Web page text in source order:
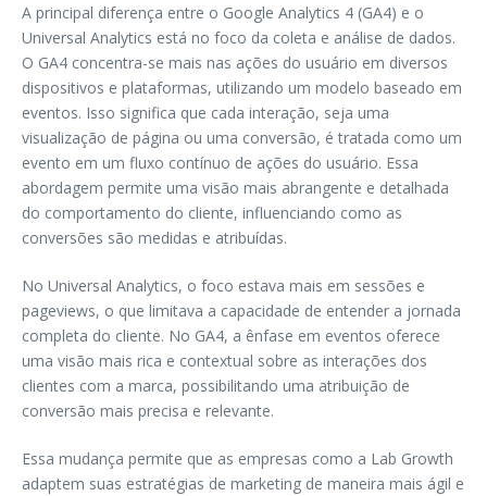
A principal diferença entre o Google Analytics 4 (GA4) e o
Universal Analytics está no foco da coleta e análise de dados.
O GA4 concentra-se mais nas ações do usuário em diversos
dispositivos e plataformas, utilizando um modelo baseado em
eventos. Isso significa que cada interação, seja uma
visualização de página ou uma conversão, é tratada como um
evento em um fluxo contínuo de ações do usuário. Essa
abordagem permite uma visão mais abrangente e detalhada
do comportamento do cliente, influenciando como as
conversões são medidas e atribuídas.
No Universal Analytics, o foco estava mais em sessões e
pageviews, o que limitava a capacidade de entender a jornada
completa do cliente. No GA4, a ênfase em eventos oferece
uma visão mais rica e contextual sobre as interações dos
clientes com a marca, possibilitando uma atribuição de
conversão mais precisa e relevante.
Essa mudança permite que as empresas como a Lab Growth
adaptem suas estratégias de marketing de maneira mais ágil e